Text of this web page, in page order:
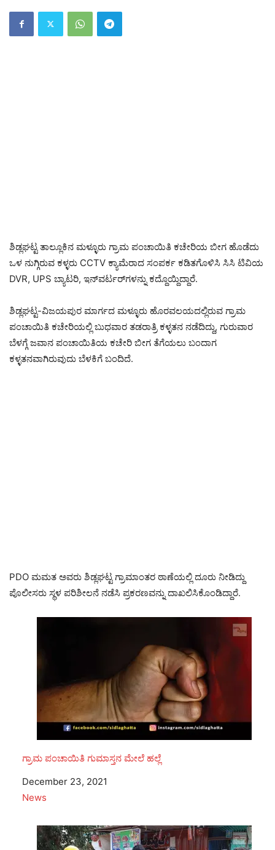
ಶಿಡ್ಲಘಟ್ಟ ತಾಲ್ಲೂಕಿನ ಮಳ್ಳೂರು ಗ್ರಾಮ ಪಂಚಾಯಿತಿ ಕಚೇರಿಯ ಬೀಗ ಹೊಡೆದು
ಒಳ ನುಗ್ಗಿರುವ ಕಳ್ಳರು CCTV ಕ್ಯಾಮೆರಾದ ಸಂಪರ್ಕ ಕಡಿತಗೊಳಿಸಿ ಸಿಸಿ ಟಿವಿಯ
DVR, UPS ಬ್ಯಾಟರಿ, ಇನ್‌ವರ್ಟರ್‌ಗಳನ್ನು ಕದ್ದೊಯ್ದಿದ್ದಾರೆ.
ಶಿಡ್ಲಘಟ್ಟ-ವಿಜಯಪುರ ಮಾರ್ಗದ ಮಳ್ಳೂರು ಹೊರವಲಯದಲ್ಲಿರುವ ಗ್ರಾಮ
ಪಂಚಾಯಿತಿ ಕಚೇರಿಯಲ್ಲಿ ಬುಧವಾರ ತಡರಾತ್ರಿ ಕಳ್ಳತನ ನಡೆದಿದ್ದು, ಗುರುವಾರ
ಬೆಳಗ್ಗೆ ಜವಾನ ಪಂಚಾಯಿತಿಯ ಕಚೇರಿ ಬೀಗ ತೆಗೆಯಲು ಬಂದಾಗ
ಕಳ್ಳತನವಾಗಿರುವುದು ಬೆಳಕಿಗೆ ಬಂದಿದೆ.
PDO ಮಮತ ಅವರು ಶಿಡ್ಲಘಟ್ಟ ಗ್ರಾಮಾಂತರ ಠಾಣೆಯಲ್ಲಿ ದೂರು ನೀಡಿದ್ದು
ಪೊಲೀಸರು ಸ್ಥಳ ಪರಿಶೀಲನೆ ನಡೆಸಿ ಪ್ರಕರಣವನ್ನು ದಾಖಲಿಸಿಕೊಂಡಿದ್ದಾರೆ.
ಗ್ರಾಮ ಪಂಚಾಯಿತಿ ಗುಮಾಸ್ತನ ಮೇಲೆ ಹಲ್ಲೆ
Date
December 23, 2021
In relation to
News